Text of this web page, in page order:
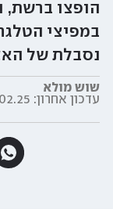
הופצו ברשת,
במפיצי
נסבלת של
שוש מולא
עדכון אחרון: | 10:09